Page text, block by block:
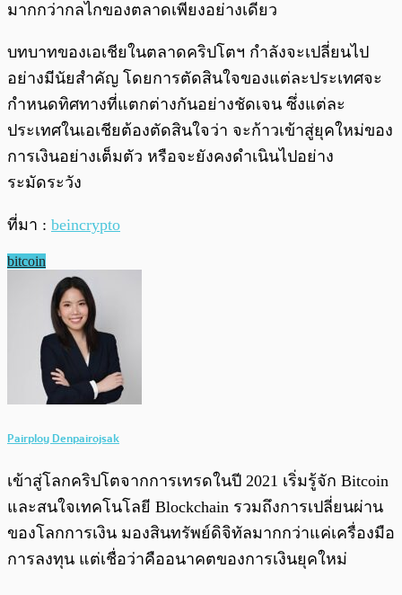
มากกว่ากลไกของตลาดเพียงอย่างเดียว
บทบาทของเอเชียในตลาดคริปโตฯ กำลังจะเปลี่ยนไป
อย่างมีนัยสำคัญ โดยการตัดสินใจของแต่ละประเทศจะ
กำหนดทิศทางที่แตกต่างกันอย่างชัดเจน ซึ่งแต่ละ
ประเทศในเอเชียต้องตัดสินใจว่า จะก้าวเข้าสู่ยุคใหม่ของ
การเงินอย่างเต็มตัว หรือจะยังคงดำเนินไปอย่าง
ระมัดระวัง
ที่มา : beincrypto
bitcoin
Pairploy Denpairojsak
เข้าสู่โลกคริปโตจากการเทรดในปี 2021 เริ่มรู้จัก Bitcoin
และสนใจเทคโนโลยี Blockchain รวมถึงการเปลี่ยนผ่าน
ของโลกการเงิน มองสินทรัพย์ดิจิทัลมากกว่าแค่เครื่องมือ
การลงทุน แต่เชื่อว่าคืออนาคตของการเงินยุคใหม่